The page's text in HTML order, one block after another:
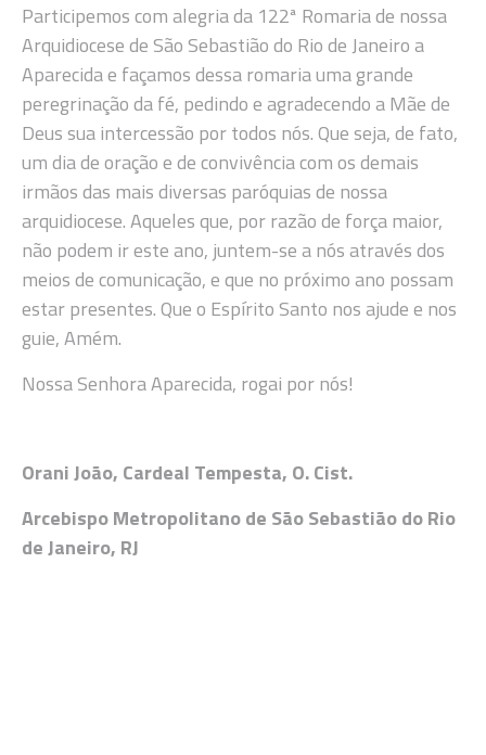
Participemos com alegria da 122ª Romaria de nossa
Arquidiocese de São Sebastião do Rio de Janeiro a
Aparecida e façamos dessa romaria uma grande
peregrinação da fé, pedindo e agradecendo a Mãe de
Deus sua intercessão por todos nós. Que seja, de fato,
um dia de oração e de convivência com os demais
irmãos das mais diversas paróquias de nossa
arquidiocese. Aqueles que, por razão de força maior,
não podem ir este ano, juntem-se a nós através dos
meios de comunicação, e que no próximo ano possam
estar presentes. Que o Espírito Santo nos ajude e nos
guie, Amém.
Nossa Senhora Aparecida, rogai por nós!
Orani João, Cardeal Tempesta, O. Cist.
Arcebispo Metropolitano de São Sebastião do Rio
de Janeiro, RJ